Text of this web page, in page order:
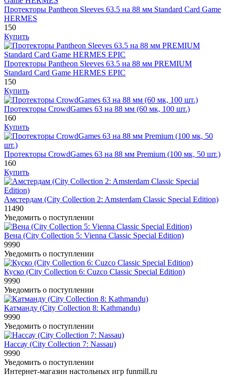
Протекторы Pantheon Sleeves 63.5 на 88 мм Standard Card Game
HERMES
150
Купить
Протекторы Pantheon Sleeves 63.5 на 88 мм PREMIUM
Standard Card Game HERMES EPIC
150
Купить
Протекторы CrowdGames 63 на 88 мм (60 мк, 100 шт.)
160
Купить
Протекторы CrowdGames 63 на 88 мм Premium (100 мк, 50 шт.)
160
Купить
Амстердам (City Collection 2: Amsterdam Classic Special Edition)
11490
Уведомить о поступлении
Вена (City Collection 5: Vienna Classic Special Edition)
9990
Уведомить о поступлении
Куско (City Collection 6: Cuzco Classic Special Edition)
9990
Уведомить о поступлении
Катманду (City Collection 8: Kathmandu)
9990
Уведомить о поступлении
Нассау (City Collection 7: Nassau)
9990
Уведомить о поступлении
Интернет-магазин настольных игр funmill.ru